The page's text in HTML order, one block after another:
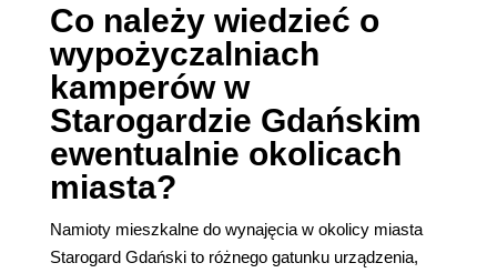
Co należy wiedzieć o
wypożyczalniach
kamperów w
Starogardzie Gdańskim
ewentualnie okolicach
miasta?
Namioty mieszkalne do wynajęcia w okolicy miasta
Starogard Gdański to różnego gatunku urządzenia,